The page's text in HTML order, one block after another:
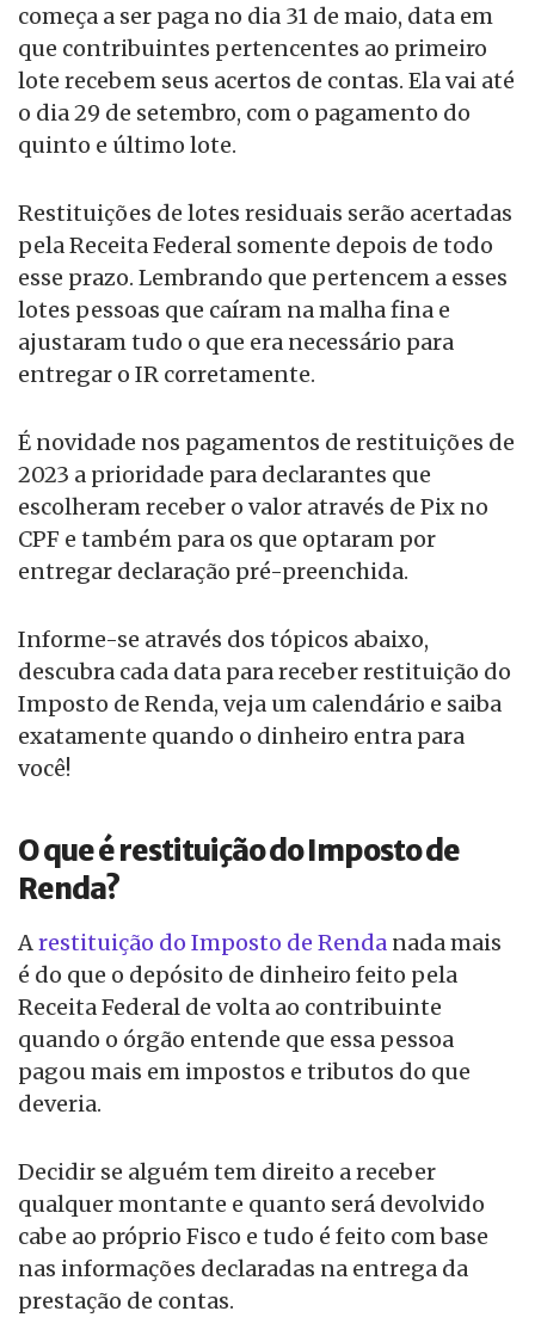
começa a ser paga no dia 31 de maio, data em
que contribuintes pertencentes ao primeiro
lote recebem seus acertos de contas. Ela vai até
o dia 29 de setembro, com o pagamento do
quinto e último lote.
Restituições de lotes residuais serão acertadas
pela Receita Federal somente depois de todo
esse prazo. Lembrando que pertencem a esses
lotes pessoas que caíram na malha fina e
ajustaram tudo o que era necessário para
entregar o IR corretamente.
É novidade nos pagamentos de restituições de
2023 a prioridade para declarantes que
escolheram receber o valor através de Pix no
CPF e também para os que optaram por
entregar declaração pré-preenchida.
Informe-se através dos tópicos abaixo,
descubra cada data para receber restituição do
Imposto de Renda, veja um calendário e saiba
exatamente quando o dinheiro entra para
você!
O que é restituição do Imposto de
Renda?
Arestituição do Imposto de Renda nada mais
é do que o depósito de dinheiro feito pela
Receita Federal de volta ao contribuinte
quando o órgão entende que essa pessoa
pagou mais em impostos e tributos do que
deveria.
Decidir se alguém tem direito a receber
qualquer montante e quanto será devolvido
cabe ao próprio Fisco e tudo é feito com base
nas informações declaradas na entrega da
prestação de contas.